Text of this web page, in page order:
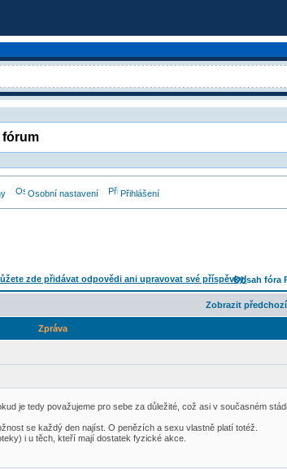
fórum
Osobní nastavení Přihlášení
Obsah fóra
Zobrazit
Zpráva
je tedy považujeme pro sebe za důležité, což asi v současném
se každý den najíst. O penězích a sexu vlastně platí totéž.
i u těch, kteří mají dostatek fyzické akce.